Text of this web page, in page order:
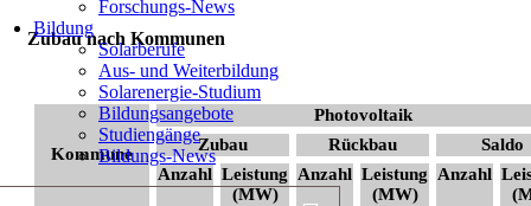
Forschungs-News
Bildung
Solarberufe
Aus- und Weiterbildung
Solarenergie-Studium
Bildungsangebote
Studiengänge
Bildungs-News
Zubau nach Kommunen
Kommune
Photovoltaik
Zubau
Rückbau
Saldo
Anzahl Leistung
(MW)
Anzahl Leistung
(MW)
Anzahl